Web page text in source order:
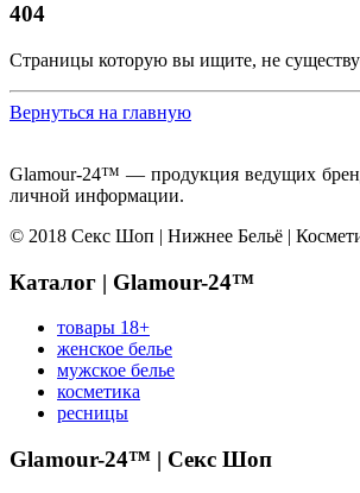
404
Страницы которую вы ищите, не
Вернуться на главную
Glamour-24™ — продукция ведущих
личной информации.
© 2018 Секс Шоп | Нижнее Бельё |
Каталог | Glamour-24™
товары 18+
женское белье
мужское белье
косметика
ресницы
Glamour-24™ | Секс Шоп